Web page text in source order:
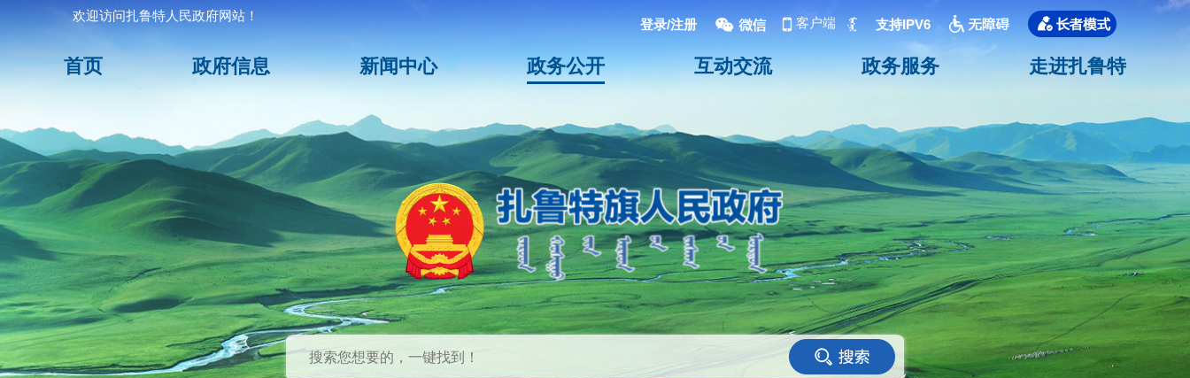
欢迎访问扎鲁特人民政府网站！
登录/注册 客户端 支持IPV6
首页 政府信息 新闻中心 政务公开 互动交流 政务服务 走进扎鲁特
<